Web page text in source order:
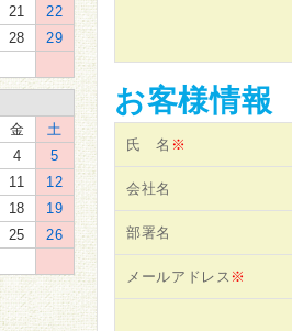
21
22
28
29
金
土
4
5
11
12
18
19
25
26
お客様情報
氏 名 ※
会社名
部署名
メールアドレス ※